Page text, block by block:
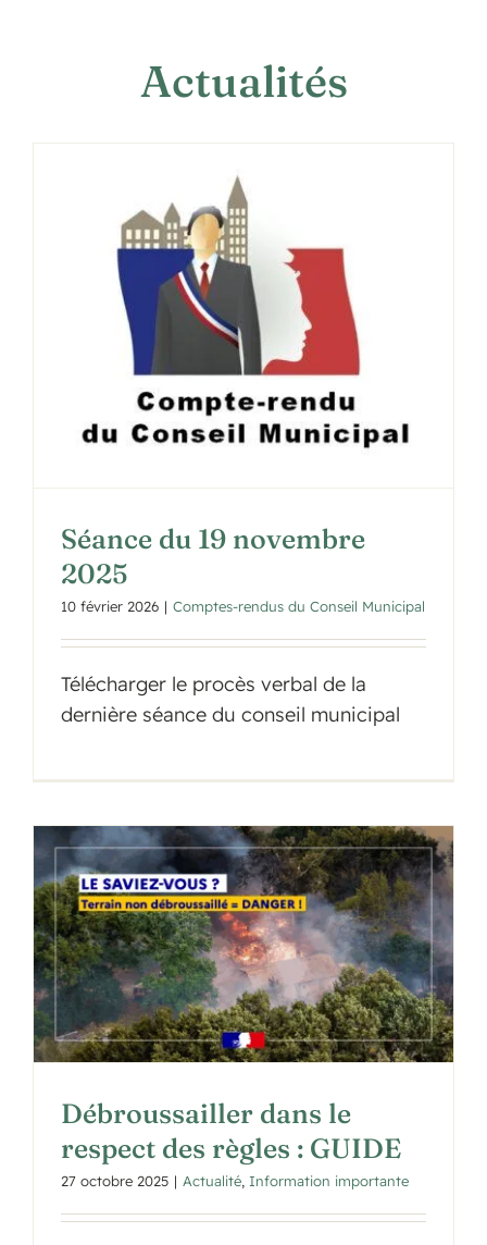
Actualités
Séance du 19 novembre
2025
10 février 2026 | Comptes-rendus du Conseil Municipal
Télécharger le procès verbal de la
dernière séance du conseil municipal
Débroussailler dans le
respect des règles : GUIDE
27 octobre 2025 | Actualité, Information importante